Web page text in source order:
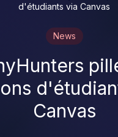
d'étudiants via Canvas
News
Canvas